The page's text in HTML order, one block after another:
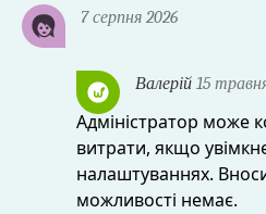
7 серпня 2026
Валерій 15
Адміністратор може
витрати, якщо
налаштуваннях.
можливості немає.